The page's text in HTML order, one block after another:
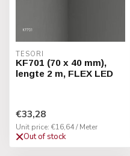
TESORI
KF701 (70 x 40 mm),
lengte 2 m, FLEX LED
€33,28
Unit price: €16,64 / Meter
Out of stock